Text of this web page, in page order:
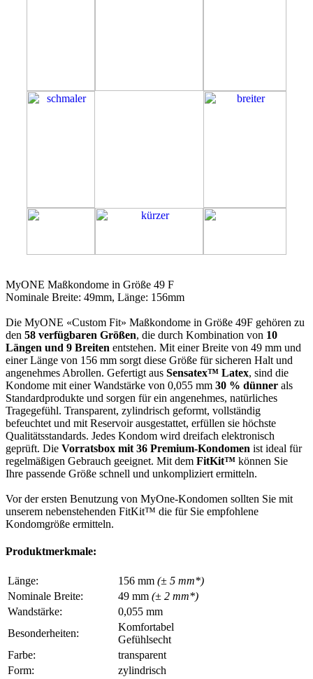
MyONE Maßkondome in Größe 49 F
Nominale Breite: 49mm, Länge: 156mm
Die MyONE «Custom Fit» Maßkondome in Größe 49F gehören zu
den 58 verfügbaren Größen, die durch Kombination von 10
Längen und 9 Breiten entstehen. Mit einer Breite von 49 mm und
einer Länge von 156 mm sorgt diese Größe für sicheren Halt und
angenehmes Abrollen. Gefertigt aus Sensatex™ Latex, sind die
Kondome mit einer Wandstärke von 0,055 mm 30 % dünner als
Standardprodukte und sorgen für ein angenehmes, natürliches
Tragegefühl. Transparent, zylindrisch geformt, vollständig
befeuchtet und mit Reservoir ausgestattet, erfüllen sie höchste
Qualitätsstandards. Jedes Kondom wird dreifach elektronisch
geprüft. Die Vorratsbox mit 36 Premium-Kondomen ist ideal für
regelmäßigen Gebrauch geeignet. Mit dem FitKit™ können Sie
Ihre passende Größe schnell und unkompliziert ermitteln.
Vor der ersten Benutzung von MyOne-Kondomen sollten Sie mit
unserem nebenstehenden FitKit™ die für Sie empfohlene
Kondomgröße ermitteln.
Produktmerkmale:
Länge: 156 mm (± 5 mm*)
Nominale Breite:
49 mm (± 2 mm*)
Wandstärke:
0,055 mm
Besonderheiten:
Komfortabel
Gefühlsecht
Farbe:
transparent
Form:
zylindrisch